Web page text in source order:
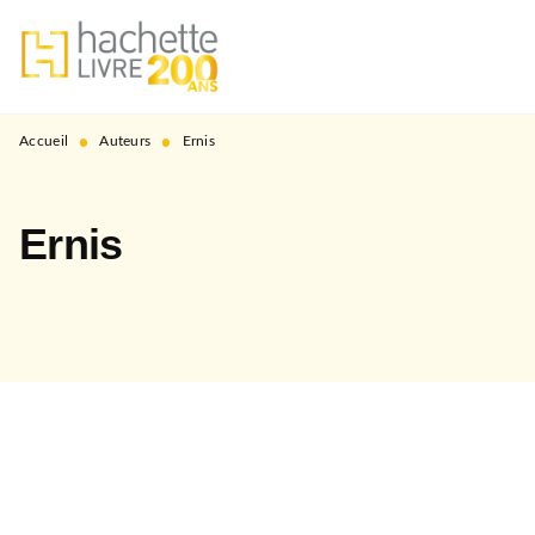
MENU RECHERCHE
PIED DE PAGE
Accueil • Auteurs • Ernis
Ernis